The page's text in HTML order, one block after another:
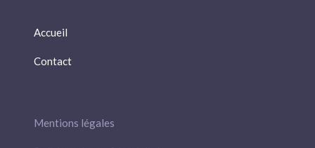
Accueil
Contact
Mentions légales